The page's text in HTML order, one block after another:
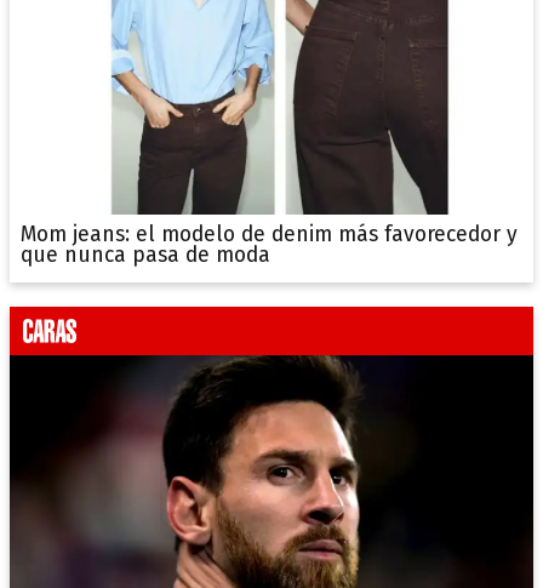
Mom jeans: el modelo de denim más favorecedor y
que nunca pasa de moda